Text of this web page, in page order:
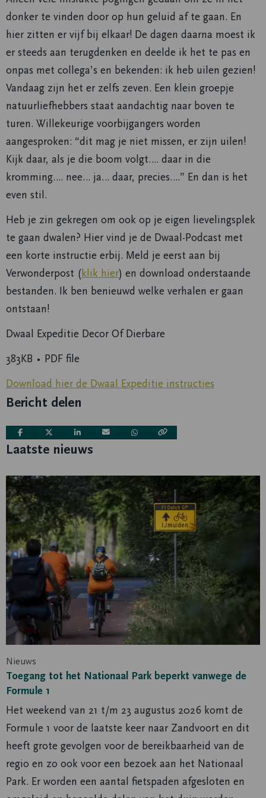
donker te vinden door op hun geluid af te gaan. En
hier zitten er vijf bij elkaar! De dagen daarna moest ik
er steeds aan terugdenken en deelde ik het te pas en
onpas met collega’s en bekenden: ik heb uilen gezien!
Vandaag zijn het er zelfs zeven. Een klein groepje
natuurliefhebbers staat aandachtig naar boven te
turen. Willekeurige voorbijgangers worden
aangesproken: “dit mag je niet missen, er zijn uilen!
Kijk daar, als je die boom volgt…. daar in die
kromming…. nee… ja… daar, precies….” En dan is het
even stil.
Heb je zin gekregen om ook op je eigen lievelingsplek
te gaan dwalen? Hier vind je de Dwaal-Podcast met
een korte instructie erbij. Meld je eerst aan bij
Verwonderpost (klik hier) en download onderstaande
bestanden. Ik ben benieuwd welke verhalen er gaan
ontstaan!
Dwaal Expeditie Decor Of Dierbare
383KB ∙ PDF file
Download hier de Dwaal Expeditie instructies
Bericht delen
Deel
via
Deel
via
Deel
via
Deel
Deel
Laatste nieuws
Toegang tot het Nationaal Park beperkt vanwege de
Formule 1
Nieuws
Het weekend van 21 t/m 23 augustus 2026 komt de
Formule 1 voor de laatste keer naar Zandvoort en dit
heeft grote gevolgen voor de bereikbaarheid van de
regio en zo ook voor een bezoek aan het Nationaal
Park. Er worden een aantal fietspaden afgesloten en
Lees
meer
over
Toegang
tot
het
Nationaal
Park
beperkt
vanwege
de
Formule
1